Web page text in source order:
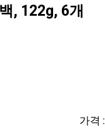
, 122g, 6개
가격 :